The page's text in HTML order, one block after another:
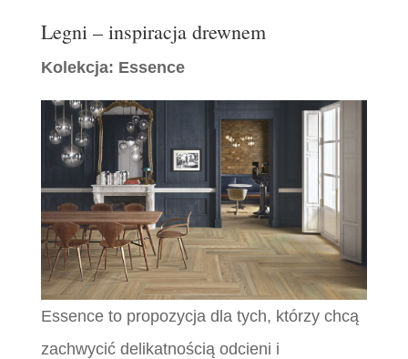
Legni – inspiracja drewnem
Kolekcja: Essence
Essence to propozycja dla tych, którzy chcą
zachwycić delikatnością odcieni i